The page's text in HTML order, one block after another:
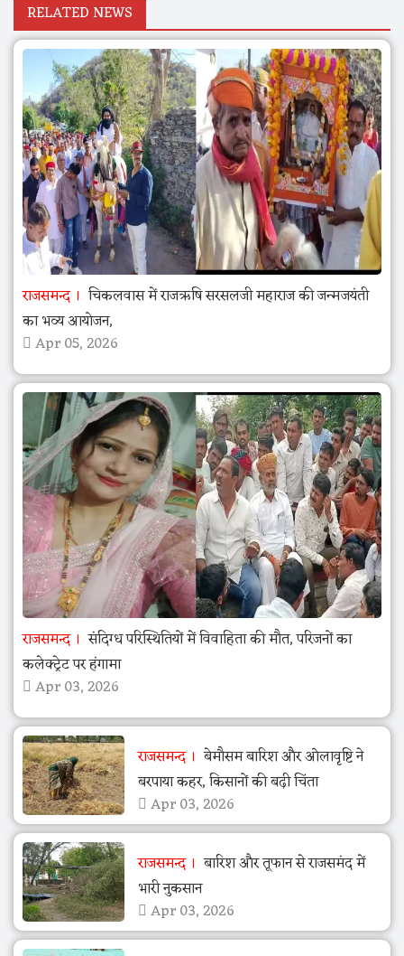
RELATED NEWS
राजसमन्द
चिकलवास में राजऋषि सरसलजी महाराज की जन्मजयंती
का भव्य आयोजन,
Apr 05, 2026
राजसमन्द
संदिग्ध परिस्थितियों में विवाहिता की मौत, परिजनों का
कलेक्ट्रेट पर हंगामा
Apr 03, 2026
राजसमन्द
बेमौसम बारिश और ओलावृष्टि ने
बरपाया कहर, किसानों की बढ़ी चिंता
Apr 03, 2026
राजसमन्द
बारिश और तूफान से राजसमंद में
भारी नुकसान
Apr 03, 2026